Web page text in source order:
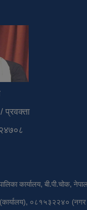
रिजाल
१ / प्रवक्ता
कार्यालय, बी.पी.चोक,
०८१५३२२४०